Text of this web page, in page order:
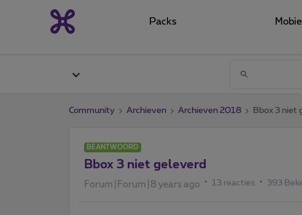
Packs
Community Archieven Archieven 2018 Bbox 3 niet
BEANTWOORD
Bbox 3 niet geleverd
Forum|Forum|8 years ago 13 reacties 393